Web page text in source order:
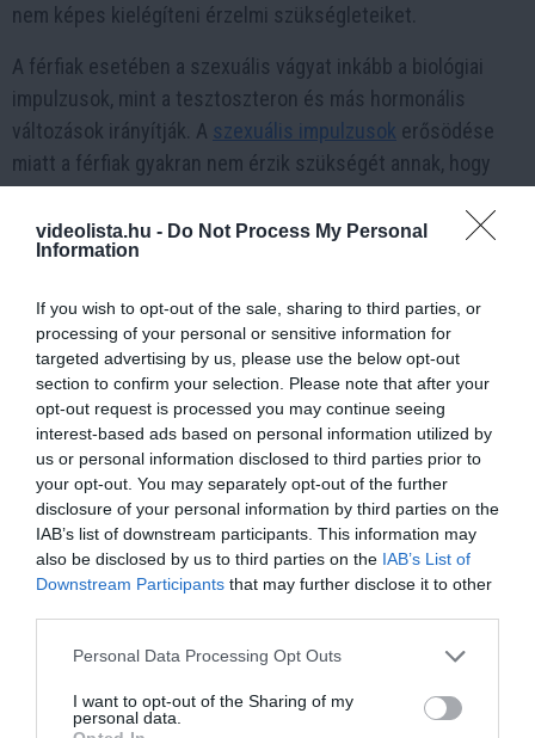
videolista.hu - Do Not Process My Personal
Information
If you wish to opt-out of the sale, sharing to third parties, or
processing of your personal or sensitive information for
targeted advertising by us, please use the below opt-out
section to confirm your selection. Please note that after your
opt-out request is processed you may continue seeing
interest-based ads based on personal information utilized by
us or personal information disclosed to third parties prior to
your opt-out. You may separately opt-out of the further
disclosure of your personal information by third parties on the
IAB’s list of downstream participants. This information may
also be disclosed by us to third parties on the IAB’s List of
Downstream Participants that may further disclose it to other
Please note that this website/app uses one or more Google
not limited to your visit or usage behaviour. You may click to
grant or deny consent to Google and its third-party tags to
Personal Data Processing Opt Outs
I want to opt-out of the Sharing of my
personal data.
nem képes kielégíteni érzelmi szükségleteiket.
A férfiak esetében a szexuális vágyat inkább a biológiai
impulzusok, mint a tesztoszteron és más hormonális
változások irányítják. A szexuális impulzusok erősödése
miatt a férfiak gyakran nem érzik szükségét annak, hogy
ellentétben a nőkkel, akik sokkal inkább az érzelmi
elköteleződést keresik.
A hűtlenség következményei és a
kapcsolatok megmentése
A hűtlenség minden kapcsolatban súlyos
következményekkel járhat, függetlenül attól, hogy férfi
vagy nő követi el. A megcsalás gyakran vezet
bizalomvesztéshez, érzelmi sebekhez és a kapcsolat
felbomlásához. Azonban fontos megérteni, hogy a férfiak
és nők hűtlensége különböző motivációkkal bír, és a
megértésük segíthet a probléma kezelése és a kapcsolat
helyreállítása érdekében.
A férfiak hajlamosak szexuális kielégülésre, míg a nők
érzelmi elhanyagoltságra reagálnak, ami különböző
megközelítéseket igényel a probléma kezelésében. A